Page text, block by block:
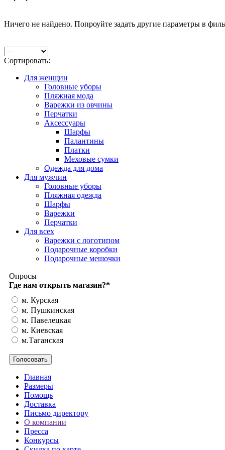
Ничего не найдено. Попроуйте задать другие параметры в
Сортировать:
Для женщин
Головные уборы
Пляжная мода
Варежки из овчины
Перчатки
Аксессуары
Шарфы
Палантины
Платки
Меховые сумки
Одежда для дома
Для мужчин
Головные уборы
Пляжная одежда
Шарфы
Варежки
Перчатки
Для всех
Варежки с логотипом
Подарочные коробки
Подарочные мешочки
Опросы
Где нам открыть магазин?*
м. Курская
м. Пушкинская
м. Павелецкая
м. Киевская
м.Таганская
Главная
Размеры
Помощь
Доставка
Письмо директору
О компании
Пресса
Конкурсы